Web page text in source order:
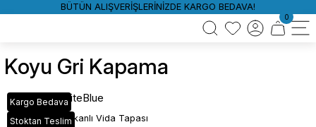
BÜTÜN ALIŞVERİŞLERİNİZDE KARGO BEDAVA!
0
Koyu Gri Kapama
Kargo Bedava
Stoktan Teslim
WhiteBlue
Koyu Gri Yapışkanlı Vida Tapası